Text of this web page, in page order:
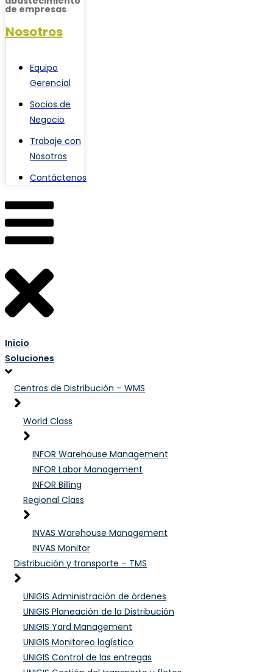
de empresas
Nosotros
Equipo
Gerencial
Socios de
Negocio
Trabaje con
Nosotros
Contáctenos
Inicio
Soluciones
Centros de Distribución – WMS
World Class
INFOR Warehouse Management
INFOR Labor Management
INFOR Billing
Regional Class
INVAS Warehouse Management
INVAS Monitor
Distribución y transporte – TMS
UNIGIS Administración de órdenes
UNIGIS Planeación de la Distribución
UNIGIS Yard Management
UNIGIS Monitoreo logístico
UNIGIS Control de las entregas